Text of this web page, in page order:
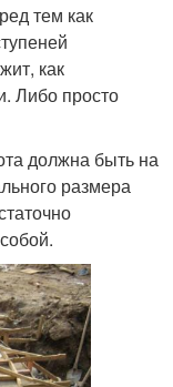
тем как
как
Либо просто
должна быть на
размера